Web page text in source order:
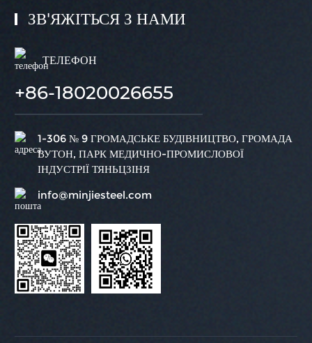
ЗВ'ЯЖІТЬСЯ З НАМИ
ТЕЛЕФОН
+86-18020026655
1-306 № 9 ГРОМАДСЬКЕ БУДІВНИЦТВО, ГРОМАДА
ВУТОН, ПАРК МЕДИЧНО-ПРОМИСЛОВОЇ
ІНДУСТРІЇ ТЯНЬЦЗІНЯ
info@minjiesteel.com